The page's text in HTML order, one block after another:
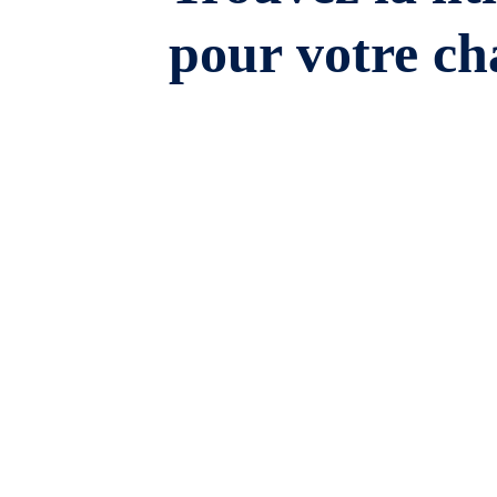
pour votre